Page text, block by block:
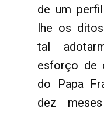
de um
lhe os
tal
esforço de
do Papa
dez